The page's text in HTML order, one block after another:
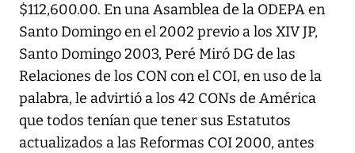
$112,600.00. En una Asamblea de la ODEPA en
Santo Domingo en el 2002 previo a los XIV JP,
Santo Domingo 2003, Peré Miró DG de las
Relaciones de los CON con el COI, en uso de la
palabra, le advirtió a los 42 CONs de América
que todos tenían que tener sus Estatutos
actualizados a las Reformas COI 2000, antes